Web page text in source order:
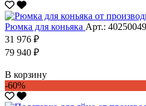
Рюмка для коньяка Арт.:
31 976 ₽
79 940 ₽
В корзину
-60%